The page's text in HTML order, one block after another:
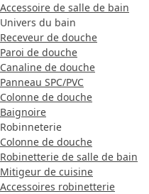
Accessoire de salle de bain
Univers du bain
Receveur de douche
Paroi de douche
Canaline de douche
Panneau SPC/PVC
Colonne de douche
Baignoire
Robinneterie
Colonne de douche
Robinetterie de salle de bain
Mitigeur de cuisine
Accessoires robinetterie